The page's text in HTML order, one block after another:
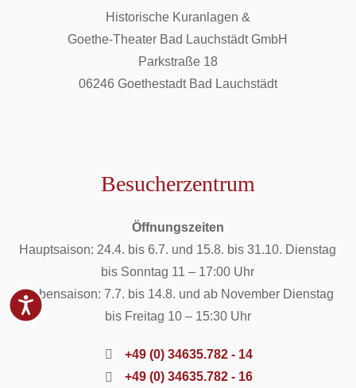
Historische Kuranlagen &
Goethe-Theater Bad Lauchstädt GmbH
Parkstraße 18
06246 Goethestadt Bad Lauchstädt
Besucherzentrum
Öffnungszeiten
Hauptsaison: 24.4. bis 6.7. und 15.8. bis 31.10. Dienstag
bis Sonntag 11 – 17:00 Uhr
Nebensaison: 7.7. bis 14.8. und ab November Dienstag
bis Freitag 10 – 15:30 Uhr
+49 (0) 34635.782 - 14
+49 (0) 34635.782 - 16